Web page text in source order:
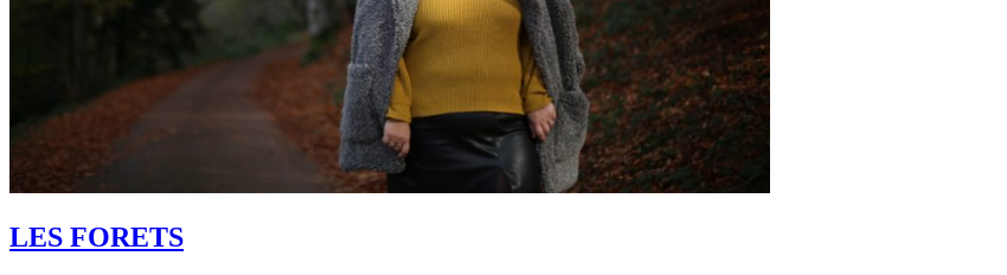
LES FORETS